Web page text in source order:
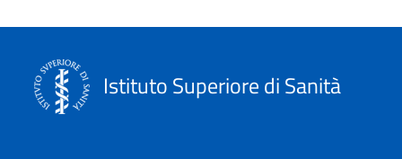
Istituto Superiore di Sanità